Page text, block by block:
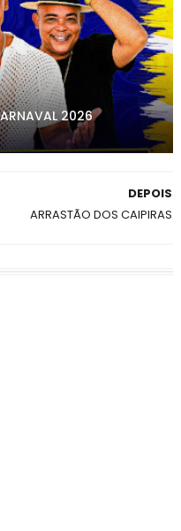
2026
DEPOIS
ARRASTÃO DOS CAIPIRAS